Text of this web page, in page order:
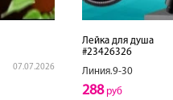
07.07.2026
Лейка для душа
#23426326
Линия.9-30
288руб